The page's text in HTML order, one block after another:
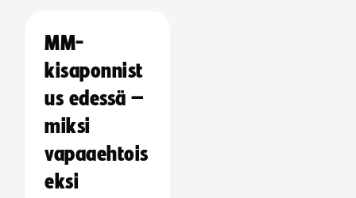
MM-
kisaponnist
us edessä –
miksi
vapaaehtois
eksi